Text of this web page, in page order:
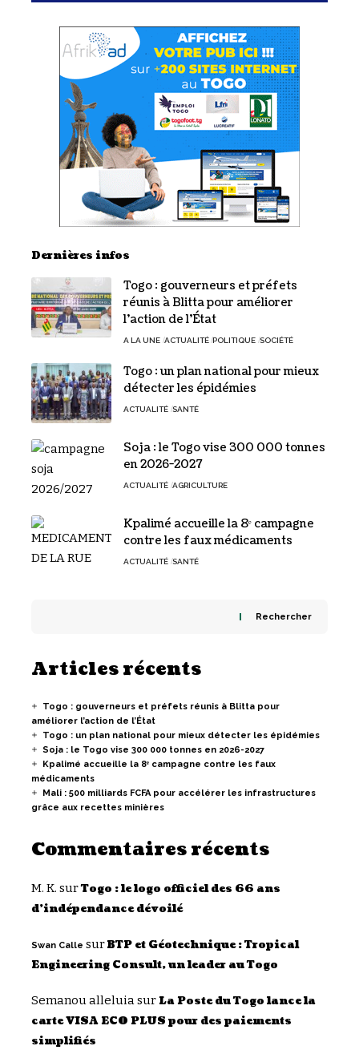
Dernières infos
Togo : gouverneurs et préfets
réunis à Blitta pour améliorer
l’action de l’État
A LA UNE ACTUALITÉ POLITIQUE SOCIÉTÉ
Togo : un plan national pour mieux
détecter les épidémies
ACTUALITÉ SANTÉ
Soja : le Togo vise 300 000 tonnes
en 2026-2027
ACTUALITÉ AGRICULTURE
Kpalimé accueille la 8ᵉ campagne
contre les faux médicaments
ACTUALITÉ SANTÉ
Rechercher
Articles récents
Togo : gouverneurs et préfets réunis à Blitta pour
améliorer l’action de l’État
Togo : un plan national pour mieux détecter les épidémies
Soja : le Togo vise 300 000 tonnes en 2026-2027
Kpalimé accueille la 8ᵉ campagne contre les faux
médicaments
Mali : 500 milliards FCFA pour accélérer les infrastructures
grâce aux recettes minières
Commentaires récents
M. K. surTogo : le logo officiel des 66 ans
d’indépendance dévoilé
Swan Calle surBTP et Géotechnique : Tropical
Engineering Consult, un leader au Togo
Semanou alleluiasurLa Poste du Togo lance la
carte VISA ECO PLUS pour des paiements
simplifiés